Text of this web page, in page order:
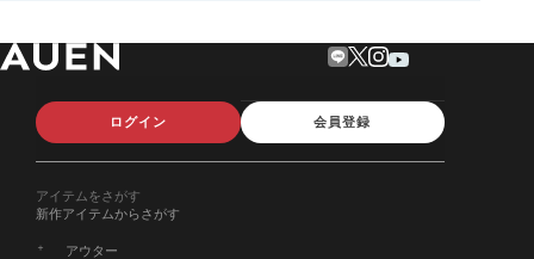
ログイン 会員登録
アイテムをさがす
新作アイテムからさがす
アウター